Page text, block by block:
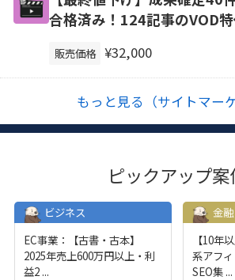
合格済み！124記事のVOD
販売価格 ¥32,000
もっと見る（サイトマーケ
ピックアップ案
ビジネス
EC事業：【古書・古本】
2025年売上600万円以上・利
益2 ...
金
【10年
系アフ
SEO集 ...